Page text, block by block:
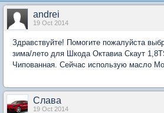
andrei
19 Oct 2014
Здравствуйте! Помогите пожалуйста
зима/лето для Шкода Октавиа Скаут
Чипованная. Сейчас использую масло
Слaва
19 Oct 2014